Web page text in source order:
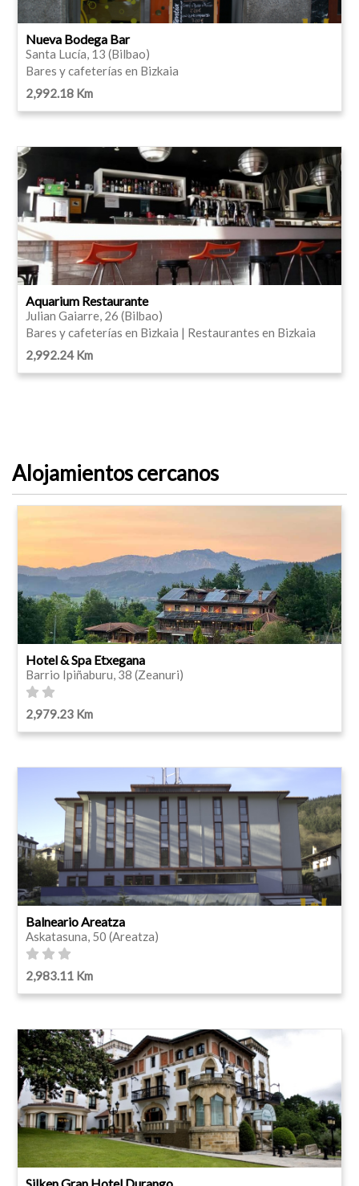
Nueva Bodega Bar
Santa Lucía, 13 (Bilbao)
Bares y cafeterías en Bizkaia
2,992.18 Km
Aquarium Restaurante
Julian Gaiarre, 26 (Bilbao)
Bares y cafeterías en Bizkaia | Restaurantes en Bizkaia
2,992.24 Km
Alojamientos cercanos
Hotel & Spa Etxegana
Barrio Ipiñaburu, 38 (Zeanuri)
2,979.23 Km
Balneario Areatza
Askatasuna, 50 (Areatza)
2,983.11 Km
Silken Gran Hotel Durango